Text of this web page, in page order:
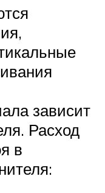
зависит
Расход
в